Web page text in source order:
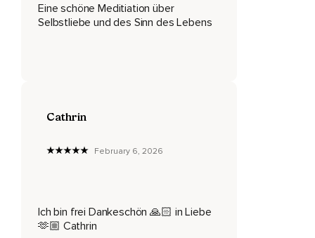
Dein Atem,
Bist gewollt und erfüllt mit Liebe und schöpferischer Kraft,
Du bist erfüllt mit Liebe,
Ein einzigartiger Ausdruck des Lebens und der Liebe,
Eine schöne Meditiation über
Selbstliebe und des Sinn des Lebens
Cathrin
February 6, 2026
Ich bin frei Dankeschön 🙏🏻 in Liebe
🫶🏼 Cathrin